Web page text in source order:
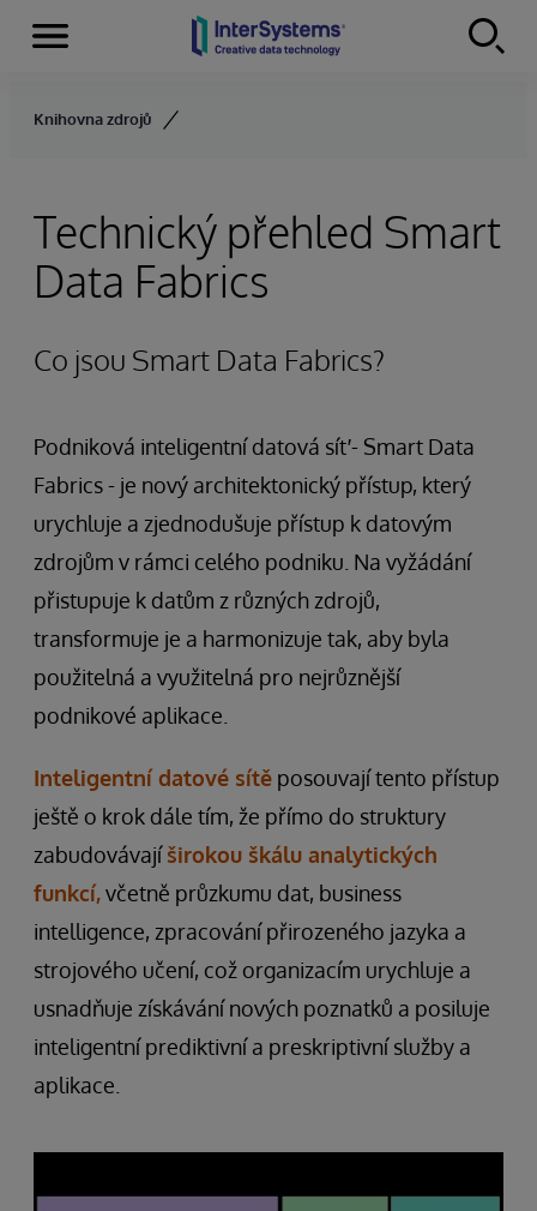
Skip to content
Menu
Knihovna zdrojů
Technický přehled Smart
Data Fabrics
Co jsou Smart Data Fabrics?
Podniková inteligentní datová síť - Smart Data
Fabrics - je nový architektonický přístup, který
urychluje a zjednodušuje přístup k datovým
zdrojům v rámci celého podniku. Na vyžádání
přistupuje k datům z různých zdrojů,
transformuje je a harmonizuje tak, aby byla
použitelná a využitelná pro nejrůznější
podnikové aplikace.
Inteligentní datové sítě posouvají tento přístup
ještě o krok dále tím, že přímo do struktury
zabudovávajíširokou škálu analytických
funkcí,včetně průzkumu dat, business
intelligence, zpracování přirozeného jazyka a
strojového učení, což organizacím urychluje a
usnadňuje získávání nových poznatků a posiluje
inteligentní prediktivní a preskriptivní služby a
aplikace.